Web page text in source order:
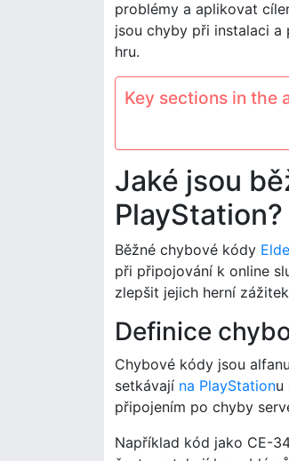
problémy a aplikovat
jsou chyby při instalaci
hru.
Key sections in the
Jaké jsou
PlayStation?
Běžné chybové kódy
při připojování k online
zlepšit jejich herní
Definice
Chybové kódy jsou
setkávají na PlayStationu
připojením po chyby
Například kód jako CE-